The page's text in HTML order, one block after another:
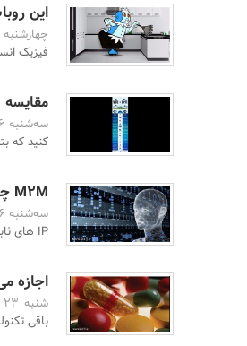
این
چهارشنبه 27 اردیبهشت 96، 10:39 -
فیزیک
مقایسه
سه‌شنبه 26 اردیبهشت 96، 15:33 -
کنید که
M2M چه تأثیری بر اینترنت اشیا دارد؟
سه‌شنبه 26 اردیبهشت 96، 10:12 -
IP های ثابت، VPN های شخصی، داده‌های جمع‌آوری‌شده و پلتف ...
اجازه
شنبه 23 اردیبهشت 96، 17:23 -
باقی